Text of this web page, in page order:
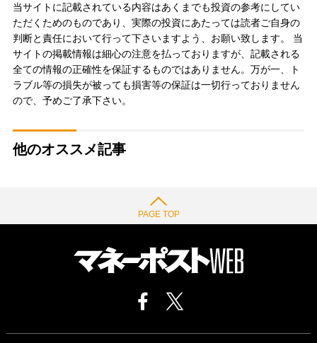
当サイトに記載されている内容はあくまでも投資の参考にしてい
ただくためのものであり、実際の投資にあたっては読者ご自身の
判断と責任において行って下さいますよう、お願い致します。 当
サイトの掲載情報は細心の注意を払っておりますが、記載される
全ての情報の正確性を保証するものではありません。万が一、ト
ラブル等の損失が被っても損害等の保証は一切行っておりません
ので、予めご了承下さい。
他のオススメ記事
PAGE TOP